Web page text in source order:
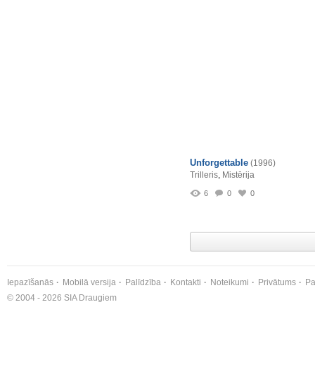
Unforgettable (1996)
Trilleris, Mistērija
6 0 0
Iepazīšanās Mobilā versija Palīdzība Kontakti Noteikumi Privātums
© 2004 - 2026 SIA Draugiem